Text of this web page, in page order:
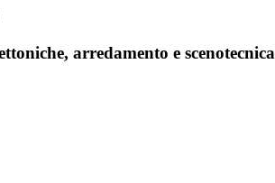
arredamento e scenotecnica